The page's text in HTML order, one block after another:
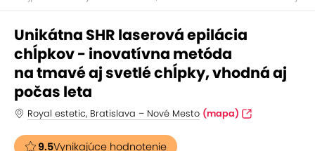
Unikátna SHR laserová epilácia
chĺpkov - inovatívna metóda
na tmavé aj svetlé chĺpky, vhodná aj
počas leta
Royal estetic, Bratislava – Nové Mesto (mapa)
9.5Vynikajúce hodnotenie